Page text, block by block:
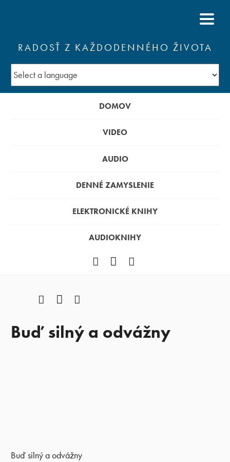
RADOSŤ Z KAŽDODENNÉHO ŽIVOTA
DOMOV
VIDEO
AUDIO
DENNÉ ZAMYSLENIE
ELEKTRONICKÉ KNIHY
AUDIOKNIHY
Facebook
YouTube
FacebookYouTube
Buď silný a odvážny
Buď silný a odvážny